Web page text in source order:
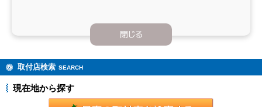
閉じる
取付店検索 SEARCH
現在地から探す